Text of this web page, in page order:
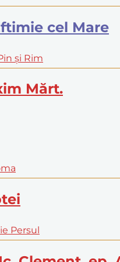
cel Mare
și Rim
Mărt.
Persul